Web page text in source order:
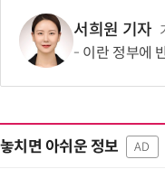
서희원 기자
이란 정부에 반발
놓치면 아쉬운 정보 AD